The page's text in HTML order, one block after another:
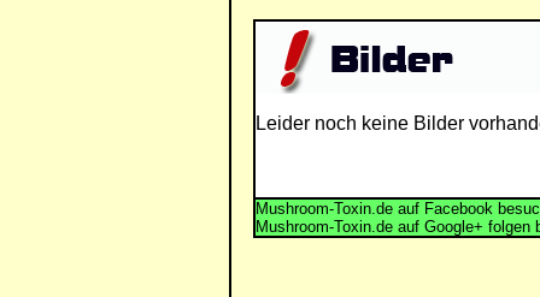
Leider noch keine Bilder
Mushroom-Toxin.de auf Facebook
Mushroom-Toxin.de auf Google+ folgen